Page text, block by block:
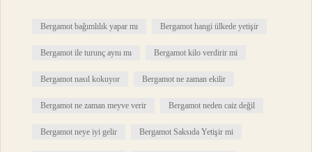
Bergamot bağımlılık yapar mı Bergamot hangi ülkede yetişir
Bergamot ile turunç aynı mı Bergamot kilo verdirir mi
Bergamot nasıl kokuyor Bergamot ne zaman ekilir
Bergamot ne zaman meyve verir Bergamot neden caiz değil
Bergamot neye iyi gelir Bergamot Saksıda Yetişir mi